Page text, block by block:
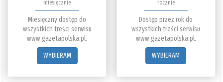
miesięcznie
Miesięczny dostęp do
wszystkich treści serwisu
www.gazetapolska.pl.
WYBIERAM
rocznie
Dostęp przez rok do
wszystkich treści serwisu
www.gazetapolska.pl.
WYBIERAM